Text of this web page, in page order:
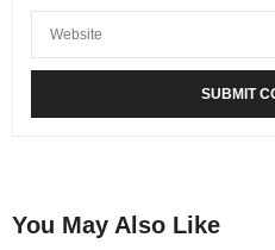
You May Also Like